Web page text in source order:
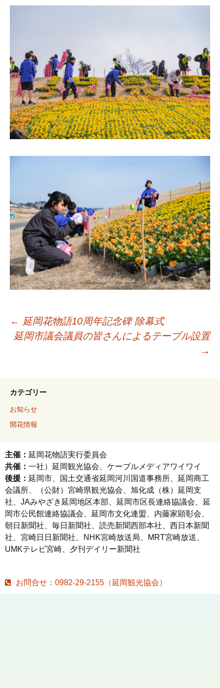
← 延岡花物語10周年記念碑 除幕式
延岡市議会議員の皆さんによるテーブル設置
→
カテゴリー
お知らせ
開花情報
主催： 延岡花物語実行委員会
共催： 一社）延岡観光協会、ケーブルメディアワイワイ
後援： 延岡市、国土交通省延岡河川国道事務所、延岡商工
会議所、（公財）宮崎県観光協会、旭化成（株）延岡支
社、JAみやざき延岡地区本部、延岡市区長連絡協議会、延
岡市公民館連絡協議会、延岡市文化連盟、内藤家顕彰会、
朝日新聞社、毎日新聞社、読売新聞西部本社、西日本新聞
社、宮崎日日新聞社、NHK宮崎放送局、MRT宮崎放送、
UMKテレビ宮崎、夕刊デイリー新聞社
お問合せ：0982-29-2155（延岡観光協会）